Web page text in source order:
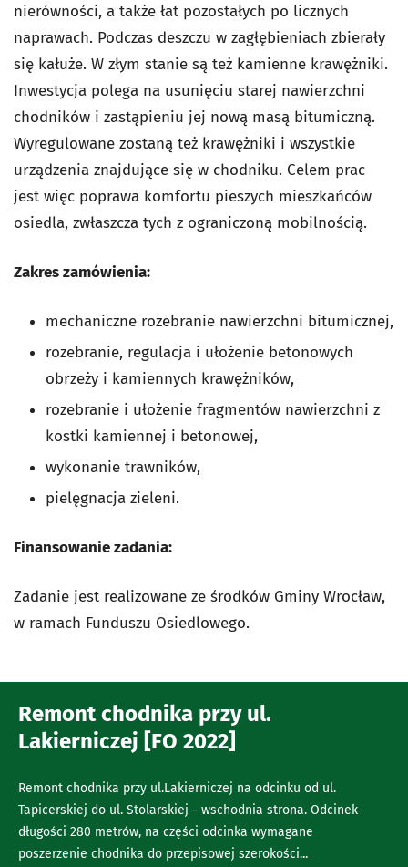
nierówności, a także łat pozostałych po licznych
naprawach. Podczas deszczu w zagłębieniach zbierały
się kałuże. W złym stanie są też kamienne krawężniki.
Inwestycja polega na usunięciu starej nawierzchni
chodników i zastąpieniu jej nową masą bitumiczną.
Wyregulowane zostaną też krawężniki i wszystkie
urządzenia znajdujące się w chodniku. Celem prac
jest więc poprawa komfortu pieszych mieszkańców
osiedla, zwłaszcza tych z ograniczoną mobilnością.
Zakres zamówienia:
mechaniczne rozebranie nawierzchni bitumicznej,
rozebranie, regulacja i ułożenie betonowych
obrzeży i kamiennych krawężników,
rozebranie i ułożenie fragmentów nawierzchni z
kostki kamiennej i betonowej,
wykonanie trawników,
pielęgnacja zieleni.
Finansowanie zadania:
Zadanie jest realizowane ze środków Gminy Wrocław,
w ramach Funduszu Osiedlowego.
Remont chodnika przy ul.
Lakierniczej [FO 2022]
Remont chodnika przy ul.Lakierniczej na odcinku od ul.
Tapicerskiej do ul. Stolarskiej - wschodnia strona. Odcinek
długości 280 metrów, na części odcinka wymagane
poszerzenie chodnika do przepisowej szerokości...